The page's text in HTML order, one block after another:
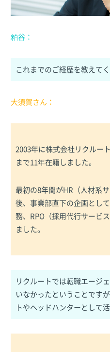
粕谷：
これまでのご経歴を教えてく
大須賀さん：
2003年に株式会社リクルー
まで11年在籍しました。
最初の8年間がHR（人材系
後、事業部直下の企画とし
務、RPO（採用代行サービ
ました。
リクルートでは転職エージ
いなかったということです
トやヘッドハンターとして